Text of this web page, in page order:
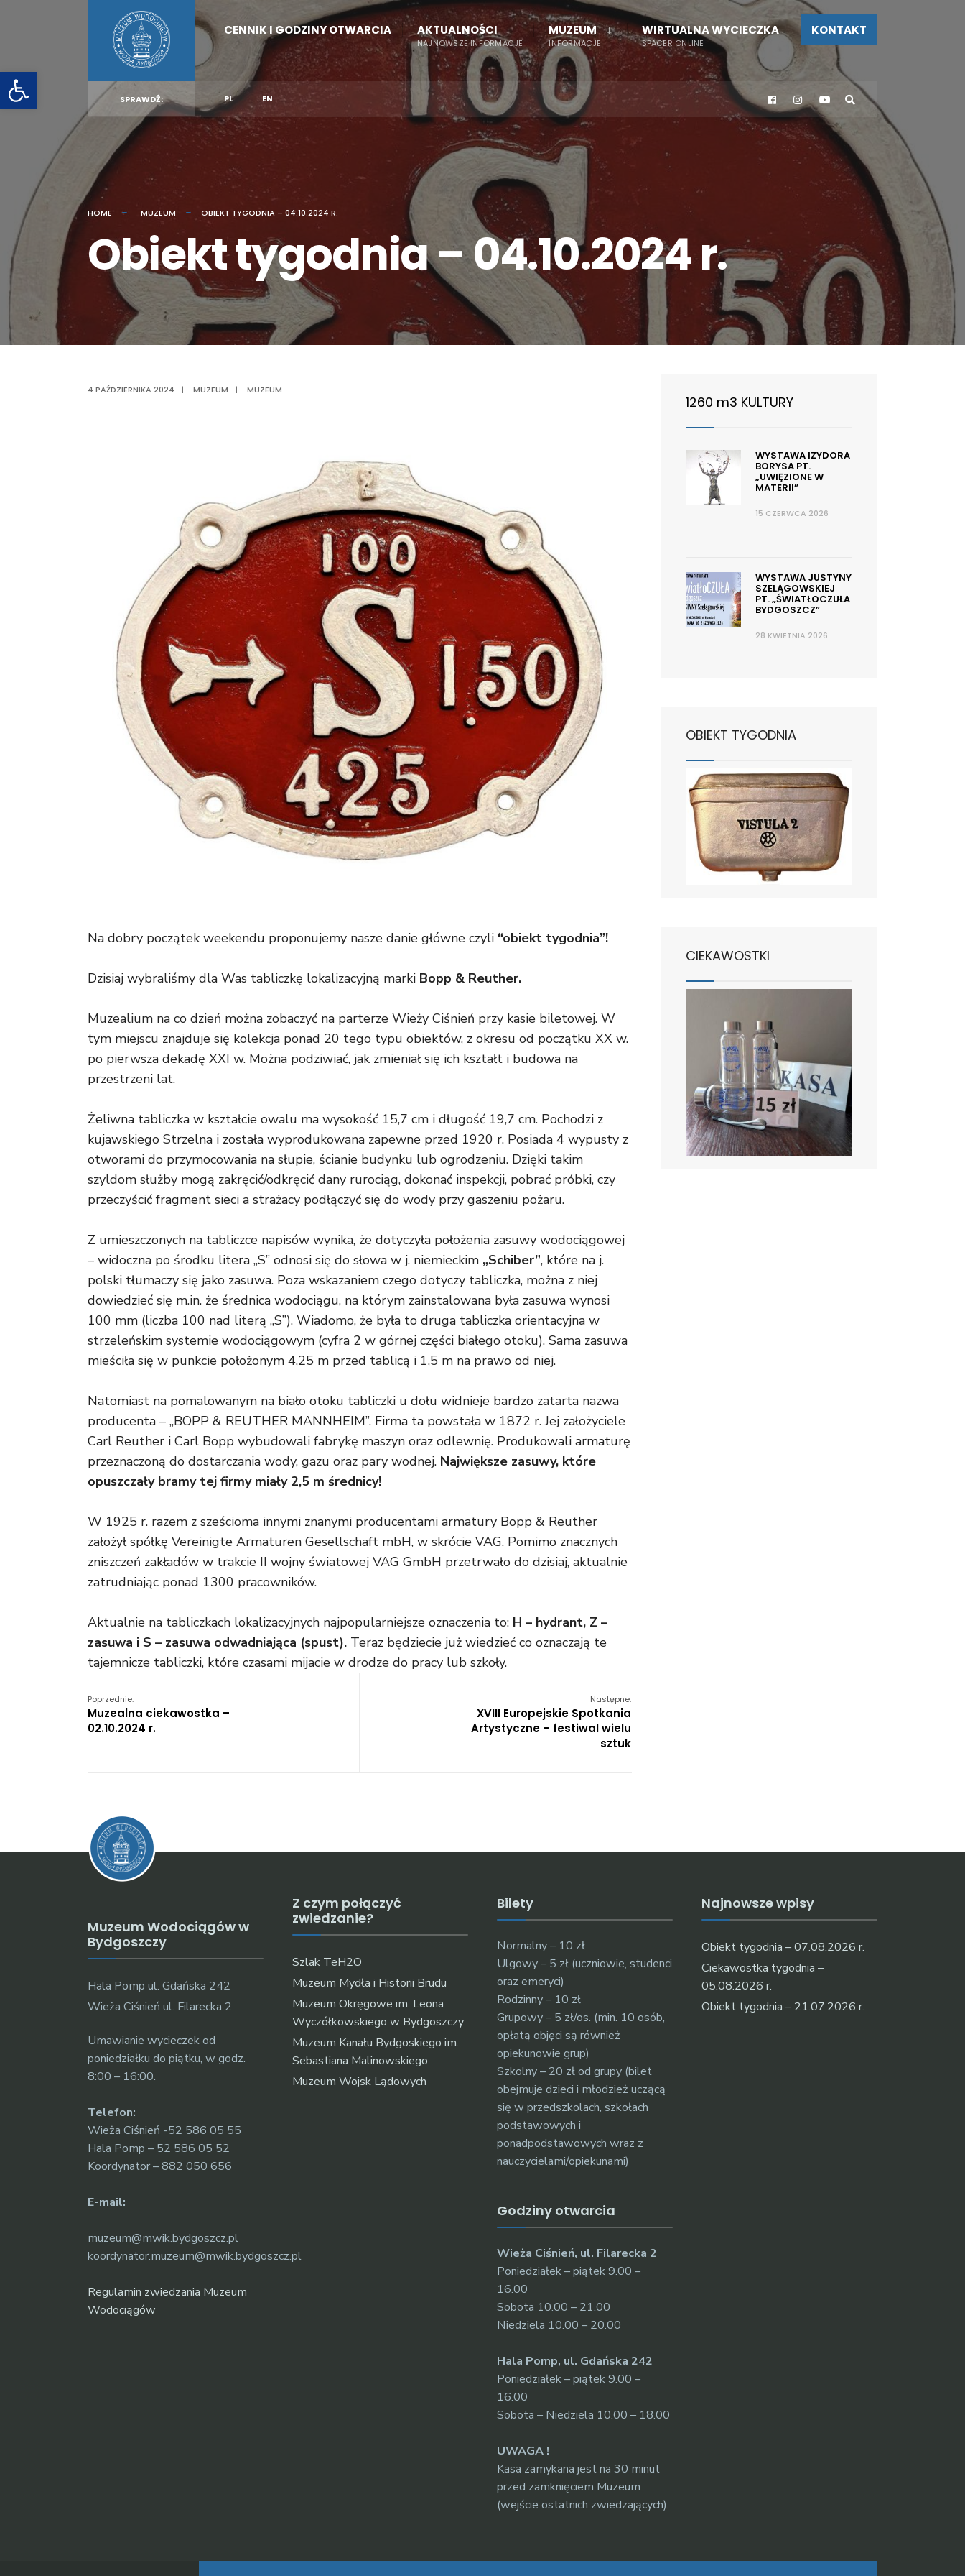
Otwórz pasek narzędzi
content
CENNIK I GODZINY OTWARCIA AKTUALNOŚCI
NAJNOWSZE INFORMACJE
MUZEUM
INFORMACJE
WIRTUALNA WYCIECZKA
SPACER ONLINE
KONTAKT
SPRAWDŹ: PL EN
HOME MUZEUM OBIEKT TYGODNIA – 04.10.2024 R.
Obiekt tygodnia – 04.10.2024 r.
4 PAŹDZIERNIKA 2024 | MUZEUM | MUZEUM
Na dobry początek weekendu proponujemy nasze danie główne czyli “obiekt tygodnia”!
Dzisiaj wybraliśmy dla Was tabliczkę lokalizacyjną marki Bopp & Reuther.
Muzealium na co dzień można zobaczyć na parterze Wieży Ciśnień przy kasie biletowej. W
tym miejscu znajduje się kolekcja ponad 20 tego typu obiektów, z okresu od początku XX w.
po pierwsza dekadę XXI w. Można podziwiać, jak zmieniał się ich kształt i budowa na
przestrzeni lat.
Żeliwna tabliczka w kształcie owalu ma wysokość 15,7 cm i długość 19,7 cm. Pochodzi z
kujawskiego Strzelna i została wyprodukowana zapewne przed 1920 r. Posiada 4 wypusty z
otworami do przymocowania na słupie, ścianie budynku lub ogrodzeniu. Dzięki takim
szyldom służby mogą zakręcić/odkręcić dany rurociąg, dokonać inspekcji, pobrać próbki, czy
przeczyścić fragment sieci a strażacy podłączyć się do wody przy gaszeniu pożaru.
Z umieszczonych na tabliczce napisów wynika, że dotyczyła położenia zasuwy wodociągowej
– widoczna po środku litera „S” odnosi się do słowa w j. niemieckim „Schiber”, które na j.
polski tłumaczy się jako zasuwa. Poza wskazaniem czego dotyczy tabliczka, można z niej
dowiedzieć się m.in. że średnica wodociągu, na którym zainstalowana była zasuwa wynosi
100 mm (liczba 100 nad literą „S”). Wiadomo, że była to druga tabliczka orientacyjna w
strzeleńskim systemie wodociągowym (cyfra 2 w górnej części białego otoku). Sama zasuwa
mieściła się w punkcie położonym 4,25 m przed tablicą i 1,5 m na prawo od niej.
Natomiast na pomalowanym na biało otoku tabliczki u dołu widnieje bardzo zatarta nazwa
producenta – „BOPP & REUTHER MANNHEIM”. Firma ta powstała w 1872 r. Jej założyciele
Carl Reuther i Carl Bopp wybudowali fabrykę maszyn oraz odlewnię. Produkowali armaturę
przeznaczoną do dostarczania wody, gazu oraz pary wodnej. Największe zasuwy, które
opuszczały bramy tej firmy miały 2,5 m średnicy!
W 1925 r. razem z sześcioma innymi znanymi producentami armatury Bopp & Reuther
założył spółkę Vereinigte Armaturen Gesellschaft mbH, w skrócie VAG. Pomimo znacznych
zniszczeń zakładów w trakcie II wojny światowej VAG GmbH przetrwało do dzisiaj, aktualnie
zatrudniając ponad 1300 pracowników.
Aktualnie na tabliczkach lokalizacyjnych najpopularniejsze oznaczenia to: H – hydrant, Z –
zasuwa i S – zasuwa odwadniająca (spust). Teraz będziecie już wiedzieć co oznaczają te
tajemnicze tabliczki, które czasami mijacie w drodze do pracy lub szkoły.
Poprzednie:
Muzealna ciekawostka –
02.10.2024 r.
Następne:
XVIII Europejskie Spotkania
Artystyczne – festiwal wielu
sztuk
1260 m3 KULTURY
WYSTAWA IZYDORA
BORYSA PT.
„UWIĘZIONE W
MATERII”
15 CZERWCA 2026
WYSTAWA JUSTYNY
SZELĄGOWSKIEJ
PT. „ŚWIATŁOCZUŁA
BYDGOSZCZ”
28 KWIETNIA 2026
OBIEKT TYGODNIA
CIEKAWOSTKI
Muzeum Wodociągów w
Bydgoszczy
Hala Pomp ul. Gdańska 242
Wieża Ciśnień ul. Filarecka 2
Umawianie wycieczek od
poniedziałku do piątku, w godz.
8:00 – 16:00.
Telefon:
Wieża Ciśnień -52 586 05 55
Hala Pomp – 52 586 05 52
Koordynator – 882 050 656
E-mail:
muzeum@mwik.bydgoszcz.pl
koordynator.muzeum@mwik.bydgoszcz.pl
Regulamin zwiedzania Muzeum
Wodociągów
Z czym połączyć
zwiedzanie?
Szlak TeH2O
Muzeum Mydła i Historii Brudu
Muzeum Okręgowe im. Leona
Wyczółkowskiego w Bydgoszczy
Muzeum Kanału Bydgoskiego im.
Sebastiana Malinowskiego
Muzeum Wojsk Lądowych
Bilety
Normalny – 10 zł
Ulgowy – 5 zł (uczniowie, studenci
oraz emeryci)
Rodzinny – 10 zł
Grupowy – 5 zł/os. (min. 10 osób,
opłatą objęci są również
opiekunowie grup)
Szkolny – 20 zł od grupy (bilet
obejmuje dzieci i młodzież uczącą
się w przedszkolach, szkołach
podstawowych i
ponadpodstawowych wraz z
nauczycielami/opiekunami)
Godziny otwarcia
Wieża Ciśnień, ul. Filarecka 2
Poniedziałek – piątek 9.00 –
16.00
Sobota 10.00 – 21.00
Niedziela 10.00 – 20.00
Hala Pomp, ul. Gdańska 242
Poniedziałek – piątek 9.00 –
16.00
Sobota – Niedziela 10.00 – 18.00
UWAGA !
Kasa zamykana jest na 30 minut
przed zamknięciem Muzeum
(wejście ostatnich zwiedzających).
Najnowsze wpisy
Obiekt tygodnia – 07.08.2026 r.
Ciekawostka tygodnia –
05.08.2026 r.
Obiekt tygodnia – 21.07.2026 r.